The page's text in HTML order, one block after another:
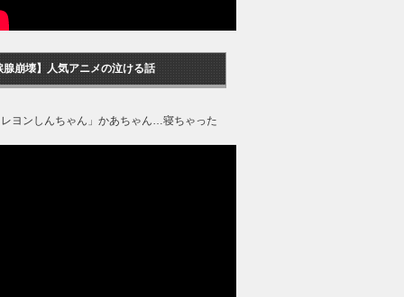
腺崩壊】人気アニメの泣ける話
ヨンしんちゃん」かあちゃん…寝ちゃった